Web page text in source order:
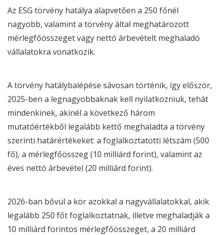
Az ESG törvény hatálya alapvetően a 250 főnél
nagyobb, valamint a törvény által meghatározott
mérlegfőösszeget vagy nettó árbevételt meghaladó
vállalatokra vonatkozik.
A törvény hatálybalépése sávosan történik, így először,
2025-ben a legnagyobbaknak kell nyilatkozniuk, tehát
mindenkinek, akinél a következő három
mutatóértékből legalább kettő meghaladta a törvény
szerinti határértékeket: a foglalkoztatotti létszám (500
fő), a mérlegfőösszeg (10 milliárd forint), valamint az
éves nettó árbevétel (20 milliárd forint).
2026-ban bővül a kör azokkal a nagyvállalatokkal, akik
legalább 250 főt foglalkoztatnak, illetve meghaladják a
10 milliárd forintos mérlegfőösszeget, a 20 milliárd